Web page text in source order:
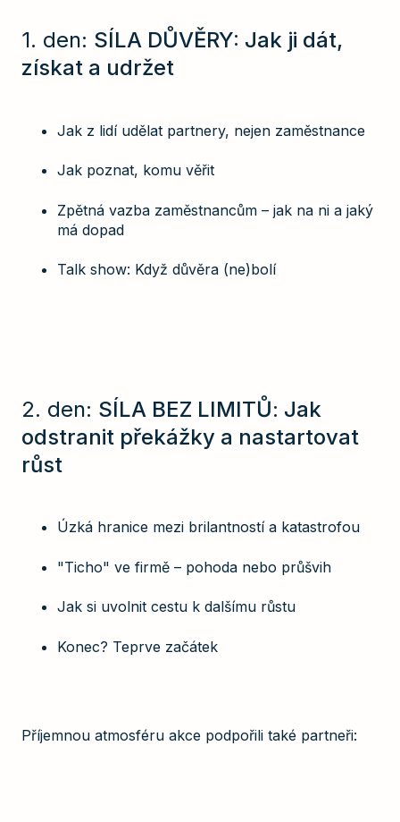
1. den: SÍLA DŮVĚRY: Jak ji dát,
získat a udržet
Jak z lidí udělat partnery, nejen zaměstnance
Jak poznat, komu věřit
Zpětná vazba zaměstnancům – jak na ni a jaký
má dopad
Talk show: Když důvěra (ne)bolí
2. den: SÍLA BEZ LIMITŮ: Jak
odstranit překážky a nastartovat
růst
Úzká hranice mezi brilantností a katastrofou
"Ticho" ve firmě – pohoda nebo průšvih
Jak si uvolnit cestu k dalšímu růstu
Konec? Teprve začátek
Příjemnou atmosféru akce podpořili také partneři: